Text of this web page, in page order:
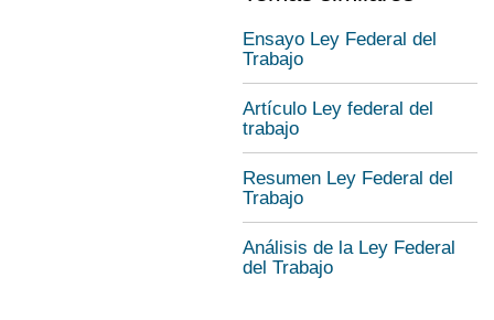
Ensayo Ley Federal del
Trabajo
Artículo Ley federal del
trabajo
Resumen Ley Federal del
Trabajo
Análisis de la Ley Federal
del Trabajo